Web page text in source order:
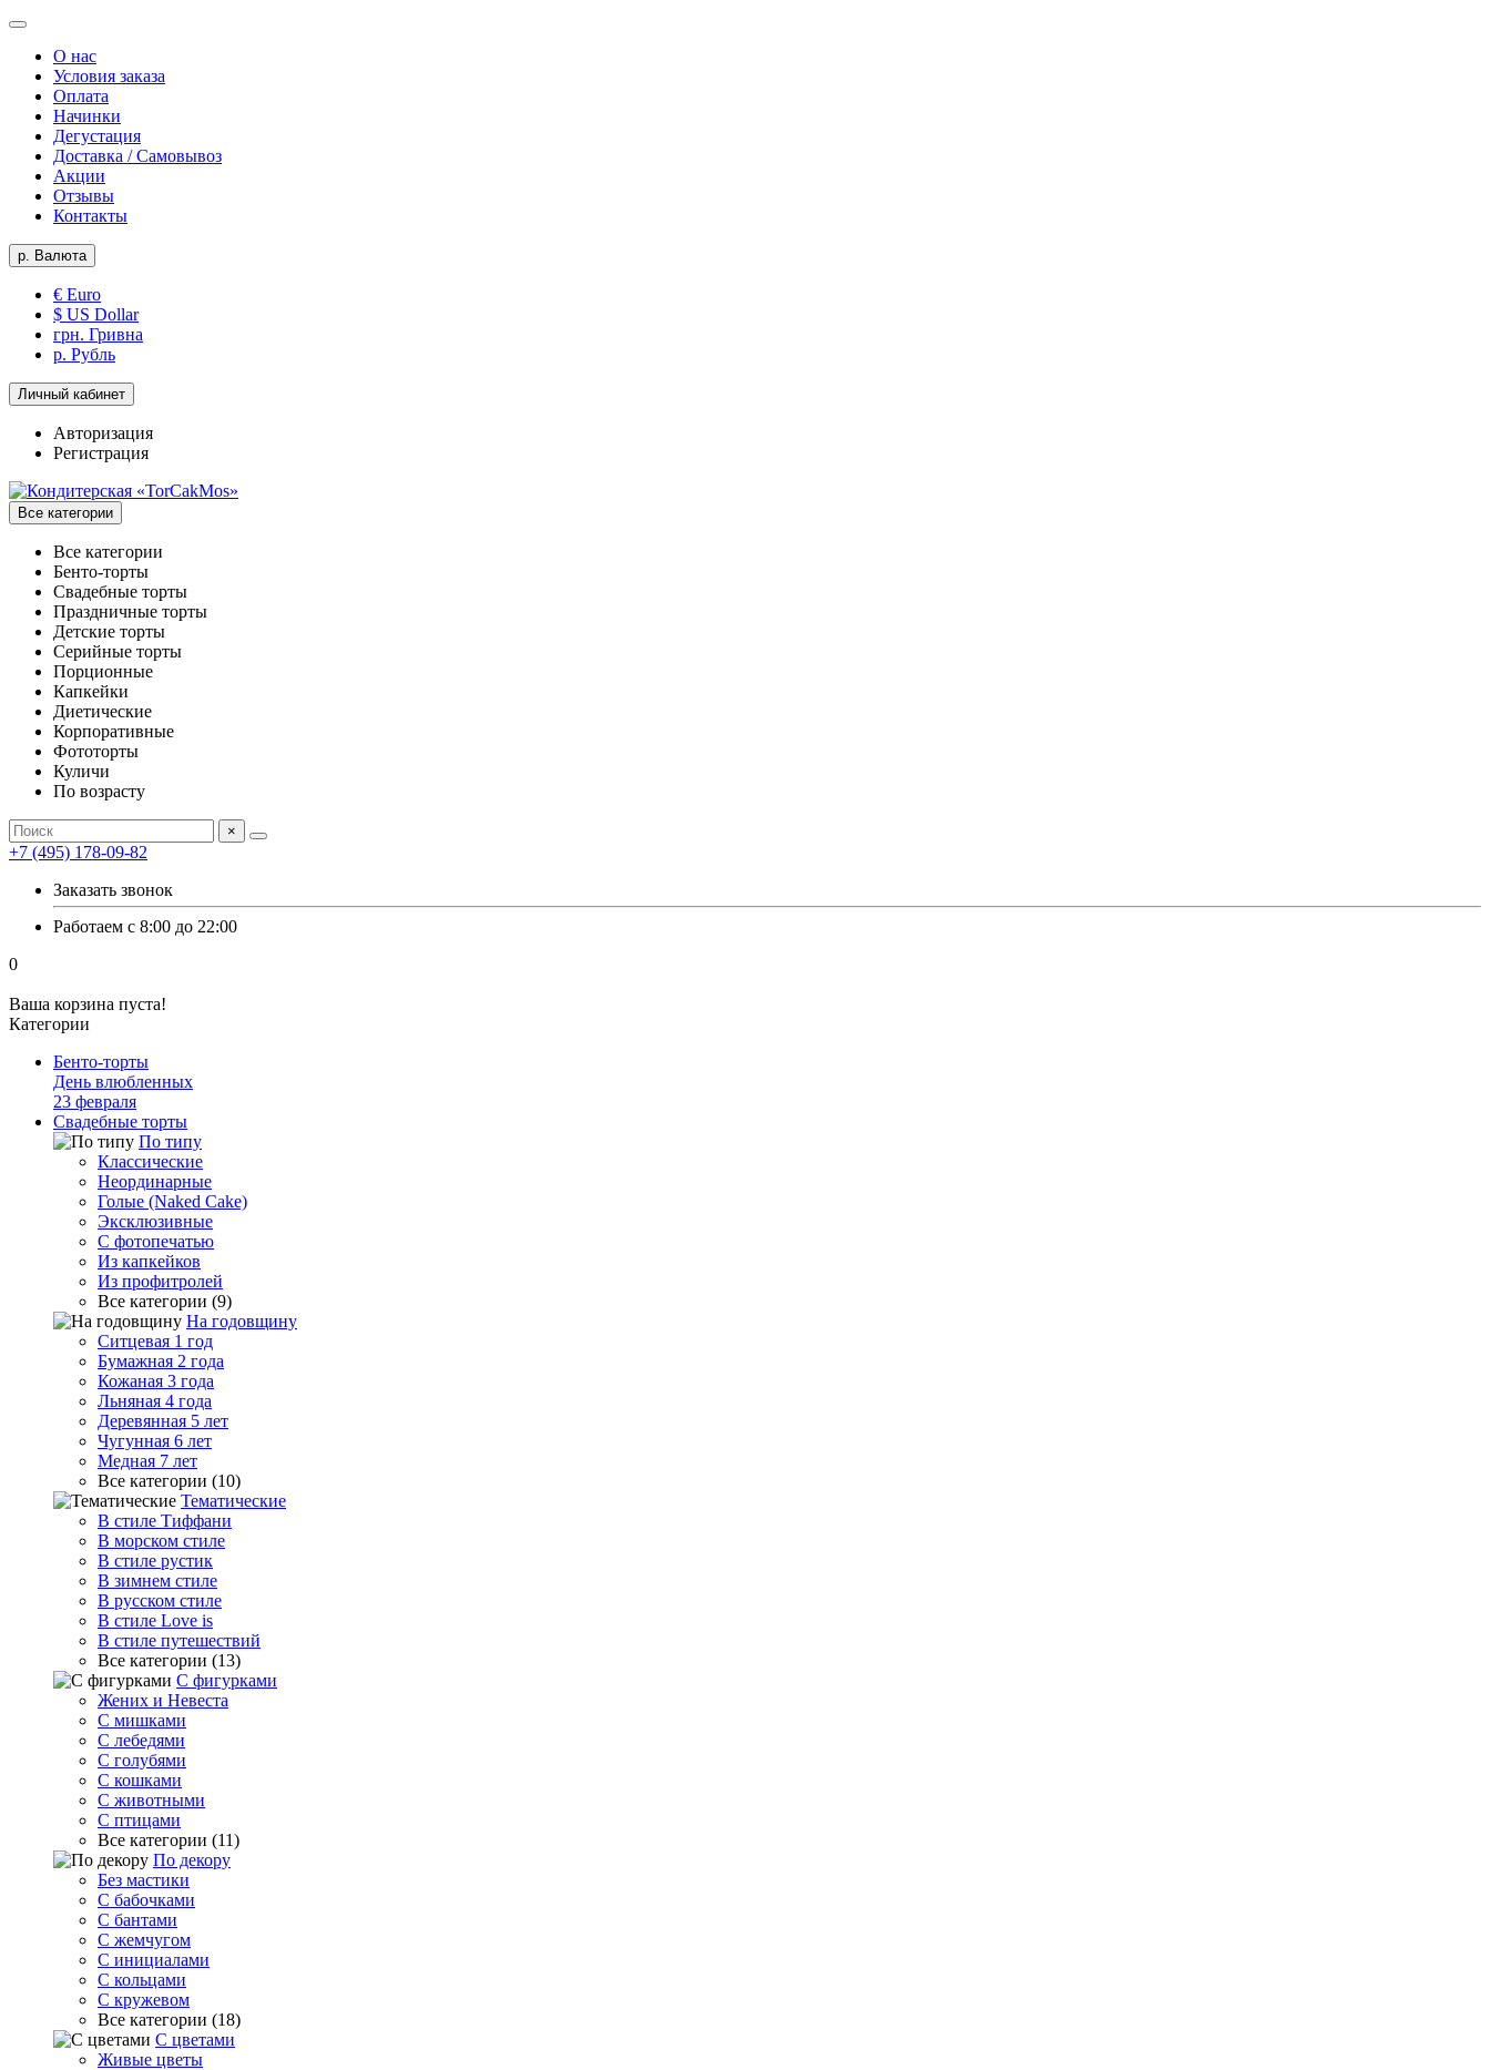
О нас
Условия заказа
Оплата
Начинки
Дегустация
Доставка / Самовывоз
Акции
Отзывы
Контакты
р. Валюта
€ Euro
$ US Dollar
грн. Гривна
р. Рубль
Личный кабинет
Авторизация
Регистрация
Все категории
Все категории
Бенто-торты
Свадебные торты
Праздничные торты
Детские торты
Серийные торты
Порционные
Капкейки
Диетические
Корпоративные
Фототорты
Куличи
По возрасту
×
+7 (495) 178-09-82
Заказать звонок
Работаем с 8:00 до 22:00
0
Ваша корзина пуста!
Категории
Бенто-торты
День влюбленных
23 февраля
Свадебные торты
По типу
Классические
Неординарные
Голые (Naked Cake)
Эксклюзивные
С фотопечатью
Из капкейков
Из профитролей
Все категории (9)
На годовщину
Ситцевая 1 год
Бумажная 2 года
Кожаная 3 года
Льняная 4 года
Деревянная 5 лет
Чугунная 6 лет
Медная 7 лет
Все категории (10)
Тематические
В стиле Тиффани
В морском стиле
В стиле рустик
В зимнем стиле
В русском стиле
В стиле Love is
В стиле путешествий
Все категории (13)
С фигурками
Жених и Невеста
С мишками
С лебедями
С голубями
С кошками
С животными
С птицами
Все категории (11)
По декору
Без мастики
С бабочками
С бантами
С жемчугом
С инициалами
С кольцами
С кружевом
Все категории (18)
С цветами
Живые цветы